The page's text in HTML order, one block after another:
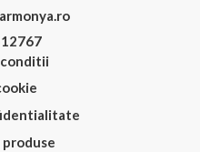
conditii